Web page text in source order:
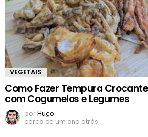
VEGETAIS
Como Fazer Tempura
com Cogumelos e Legumes
porHugo
cerca de um ano atrás